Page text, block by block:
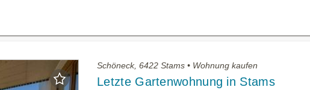
Schöneck, 6422 Stams • Wohnung kaufen
Letzte Gartenwohnung in Stams